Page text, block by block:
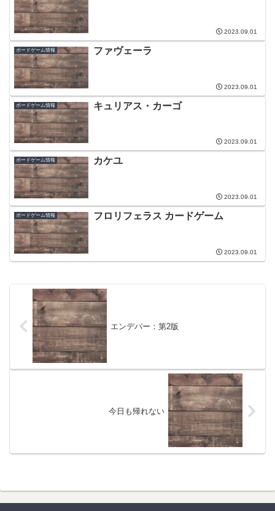
2023.09.01
ボードゲーム情報 ファヴェーラ
2023.09.01
ボードゲーム情報 キュリアス・カーゴ
2023.09.01
ボードゲーム情報 カケユ
2023.09.01
ボードゲーム情報 フロリフェラス カードゲーム
2023.09.01
エンデバー：第2版
今日も帰れない